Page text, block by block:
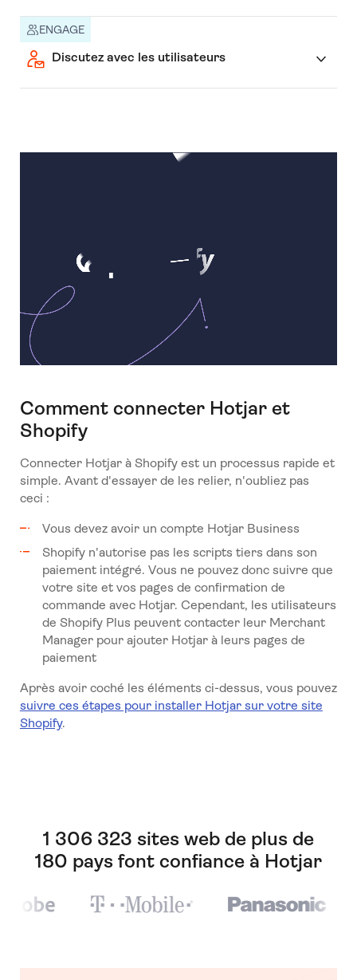
ENGAGE
Discutez avec les utilisateurs
Comment connecter Hotjar et
Shopify
Connecter Hotjar à Shopify est un processus rapide et
simple. Avant d'essayer de les relier, n'oubliez pas
ceci :
Vous devez avoir un compte Hotjar Business
Shopify n'autorise pas les scripts tiers dans son
paiement intégré. Vous ne pouvez donc suivre que
votre site et vos pages de confirmation de
commande avec Hotjar. Cependant, les utilisateurs
de Shopify Plus peuvent contacter leur Merchant
Manager pour ajouter Hotjar à leurs pages de
paiement
Après avoir coché les éléments ci-dessus, vous pouvez
suivre ces étapes pour installer Hotjar sur votre site
Shopify.
1 306 323 sites web de plus de
180 pays font confiance à Hotjar